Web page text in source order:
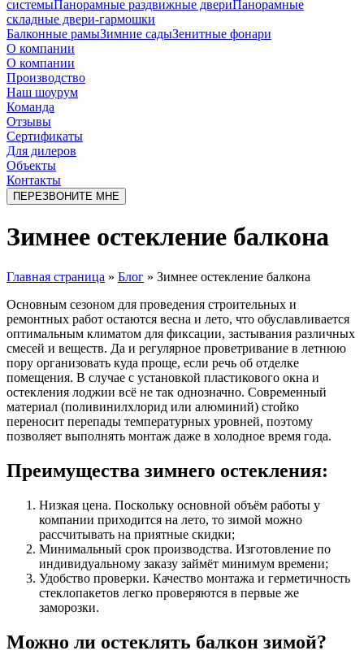
системыПанорамные раздвижные двериПанорамные
складные двери-гармошки
Балконные рамыЗимние садыЗенитные фонари
О компании
О компании
Производство
Наш шоурум
Команда
Отзывы
Сертификаты
Для дилеров
Объекты
Контакты
ПЕРЕЗВОНИТЕ МНЕ
Зимнее остекление балкона
Главная страница » Блог » Зимнее остекление балкона
Основным сезоном для проведения строительных и
ремонтных работ остаются весна и лето, что обуславливается
оптимальным климатом для фиксации, застывания различных
смесей и веществ. Да и регулярное проветривание в летнюю
пору организовать куда проще, если речь об отделке
помещения. В случае с установкой пластикового окна и
остекления лоджии всё не так однозначно. Современный
материал (поливинилхлорид или алюминий) стойко
переносит перепады температурных уровней, поэтому
позволяет выполнять монтаж даже в холодное время года.
Преимущества зимнего остекления:
Низкая цена. Поскольку основной объём работы у
компании приходится на лето, то зимой можно
рассчитывать на приятные скидки;
Минимальный срок производства. Изготовление по
индивидуальному заказу займёт минимум времени;
Удобство проверки. Качество монтажа и герметичность
стеклопакетов легко проверяются в первые же
заморозки.
Можно ли остеклять балкон зимой?